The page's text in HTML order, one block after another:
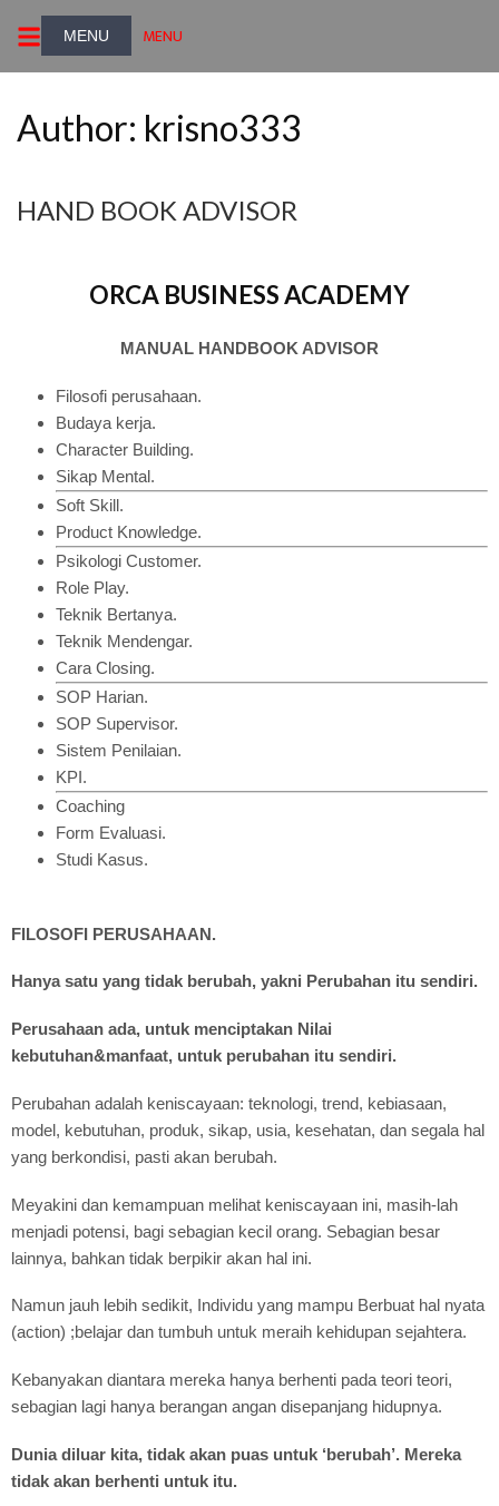
MENU
Author: krisno333
HAND BOOK ADVISOR
ORCA BUSINESS ACADEMY
MANUAL HANDBOOK ADVISOR
Filosofi perusahaan.
Budaya kerja.
Character Building.
Sikap Mental.
Soft Skill.
Product Knowledge.
Psikologi Customer.
Role Play.
Teknik Bertanya.
Teknik Mendengar.
Cara Closing.
SOP Harian.
SOP Supervisor.
Sistem Penilaian.
KPI.
Coaching
Form Evaluasi.
Studi Kasus.
FILOSOFI PERUSAHAAN.
Hanya satu yang tidak berubah, yakni Perubahan itu sendiri.
Perusahaan ada, untuk menciptakan Nilai
kebutuhan&manfaat, untuk perubahan itu sendiri.
Perubahan adalah keniscayaan: teknologi, trend, kebiasaan,
model, kebutuhan, produk, sikap, usia, kesehatan, dan segala hal
yang berkondisi, pasti akan berubah.
Meyakini dan kemampuan melihat keniscayaan ini, masih-lah
menjadi potensi, bagi sebagian kecil orang. Sebagian besar
lainnya, bahkan tidak berpikir akan hal ini.
Namun jauh lebih sedikit, Individu yang mampu Berbuat hal nyata
(action) ;belajar dan tumbuh untuk meraih kehidupan sejahtera.
Kebanyakan diantara mereka hanya berhenti pada teori teori,
sebagian lagi hanya berangan angan disepanjang hidupnya.
Dunia diluar kita, tidak akan puas untuk ‘berubah’. Mereka
tidak akan berhenti untuk itu.